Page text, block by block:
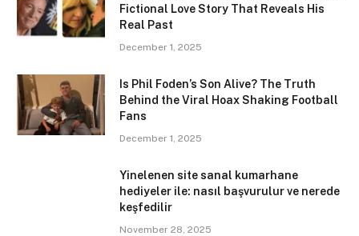
Fictional Love Story That Reveals His
Real Past
December 1, 2025
Is Phil Foden’s Son Alive? The Truth
Behind the Viral Hoax Shaking Football
Fans
December 1, 2025
Yinelenen site sanal kumarhane
hediyeler ile: nasıl başvurulur ve nerede
keşfedilir
November 28, 2025